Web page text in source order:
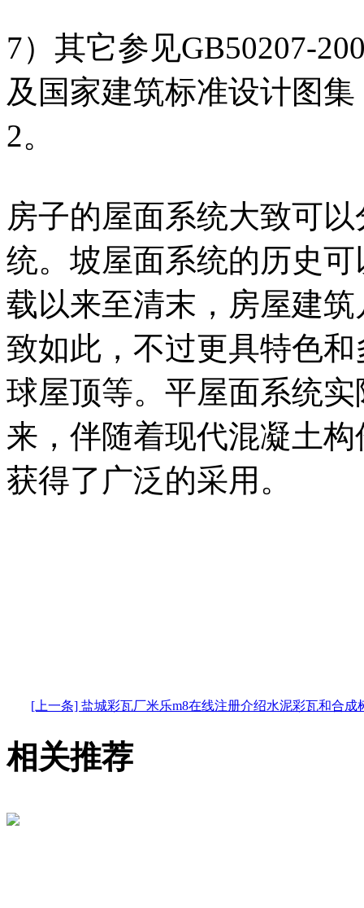
7）其它参见GB50207-
及国家建筑标准设计图
2。
房子的屋面系统大致可
统。坡屋面系统的历史
载以来至清末，房屋建
致如此，不过更具特色
球屋顶等。平屋面系统
来，伴随着现代混凝土
获得了广泛的采用。
[上一条] 盐城彩瓦厂米乐m8在线注册介绍水泥彩瓦和合成
相关推荐